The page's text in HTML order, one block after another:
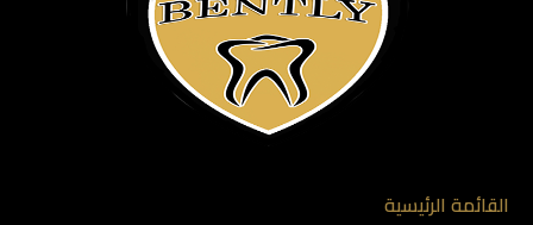
القائمة الرئيسية